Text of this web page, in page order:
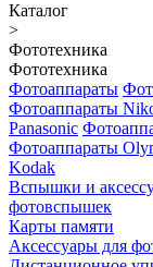
Каталог
>
Фототехника
Фототехника
Фотоаппараты
Фотоаппараты
Panasonic
Фотоаппараты
Kodak
Вспышки и
фотовспышек
Карты памяти
Аксессуары для